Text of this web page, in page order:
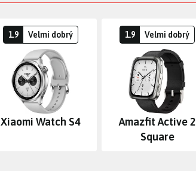
1.9 Velmi dobrý
Xiaomi Watch S4
1.9 Velmi dobrý
Amazfit Active 2
Square